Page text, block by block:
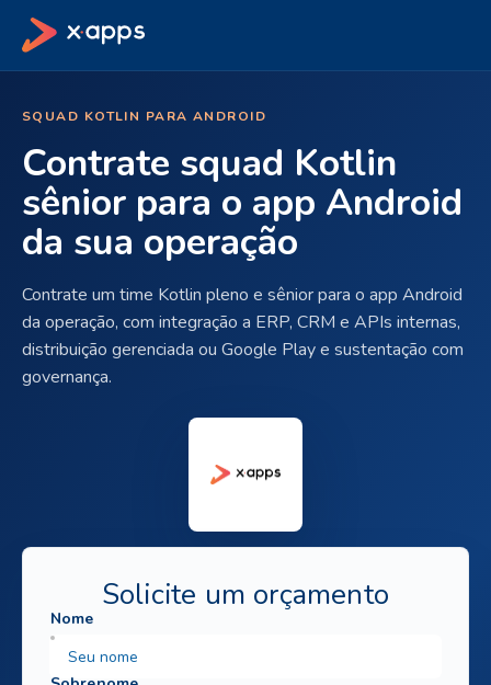
SQUAD KOTLIN PARA ANDROID
Contrate squad Kotlin
sênior para o app Android
da sua operação
Contrate um time Kotlin pleno e sênior para o app Android
da operação, com integração a ERP, CRM e APIs internas,
distribuição gerenciada ou Google Play e sustentação com
governança.
Solicite um orçamento